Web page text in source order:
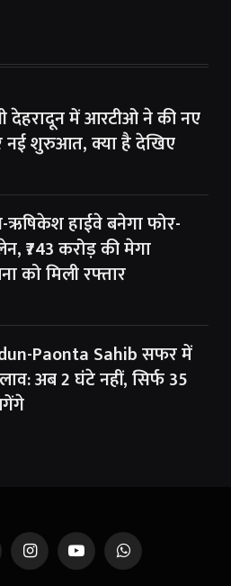
देहरादून में आरटीओ ने की नए
नई शुरुआत, क्या है देखिए
ऋषिकेश हाईवे बनेगा फोर-
₹743 करोड़ की मेगा
को मिली रफ्तार
Paonta Sahib सफर में
अब 2 घंटे नहीं, सिर्फ 35
InstagramYouTubeWhatsApp